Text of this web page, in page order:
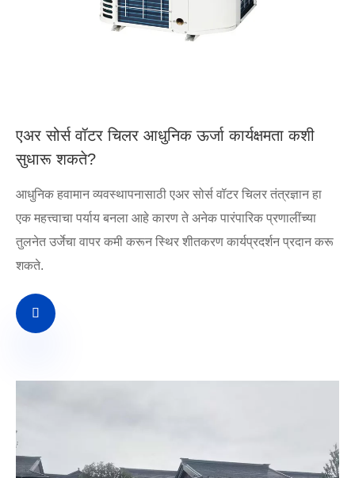
एअर सोर्स वॉटर चिलर आधुनिक ऊर्जा कार्यक्षमता कशी
सुधारू शकते?
आधुनिक हवामान व्यवस्थापनासाठी एअर सोर्स वॉटर चिलर तंत्रज्ञान हा
एक महत्त्वाचा पर्याय बनला आहे कारण ते अनेक पारंपारिक प्रणालींच्या
तुलनेत उर्जेचा वापर कमी करून स्थिर शीतकरण कार्यप्रदर्शन प्रदान करू
शकते.
